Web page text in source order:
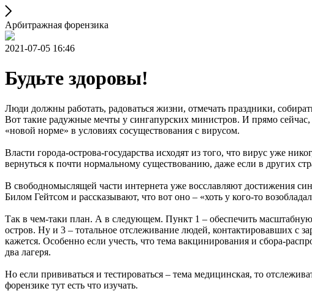
Арбитражная форензика
2021-07-05 16:46
Будьте здоровы!
Люди должны работать, радоваться жизни, отмечать праздники,
Вот такие радужные мечты у сингапурских министров. И прямо
«новой норме» в условиях сосуществования с вирусом.
Власти города-острова-государства исходят из того, что вирус уже
вернуться к почти нормальному существованию, даже если в других
В свободномыслящей части интернета уже восславляют достижения
Билом Гейтсом и рассказывают, что вот оно – «хоть у кого-то
Так в чем-таки план. А в следующем. Пункт 1 – обеспечить
остров. Ну и 3 – тотальное отслеживание людей, контактировавших с
кажется. Особенно если учесть, что тема вакцинирования и сбора-
два лагеря.
Но если прививаться и тестироваться – тема медицинская, то
форензике тут есть что изучать.